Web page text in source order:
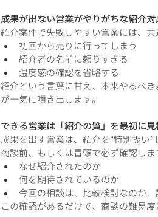
成果が出ない営業がやりがちな紹介対
紹介案件で失敗しやすい営業には、共
初回から売りに行ってしまう
紹介者の名前に頼りすぎる
温度感の確認を省略する
紹介という言葉に甘え、本来やるべ
が一気に噴き出します。
できる営業は「紹介の質」を最初に見
成果を出す営業は、紹介を“特別扱い”
商談前、もしくは冒頭で必ず確認しま
なぜ紹介されたのか
何を期待されているのか
今回の相談は、比較検討なのか
この確認があるだけで、商談の難易度